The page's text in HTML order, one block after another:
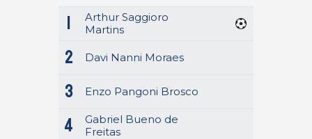
1
Arthur Saggioro
Martins
2 Davi Nanni Moraes
3 Enzo Pangoni Brosco
4
Gabriel Bueno de
Freitas